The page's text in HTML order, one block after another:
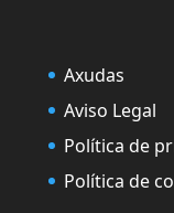
Axudas
Aviso Legal
Política de
Política de